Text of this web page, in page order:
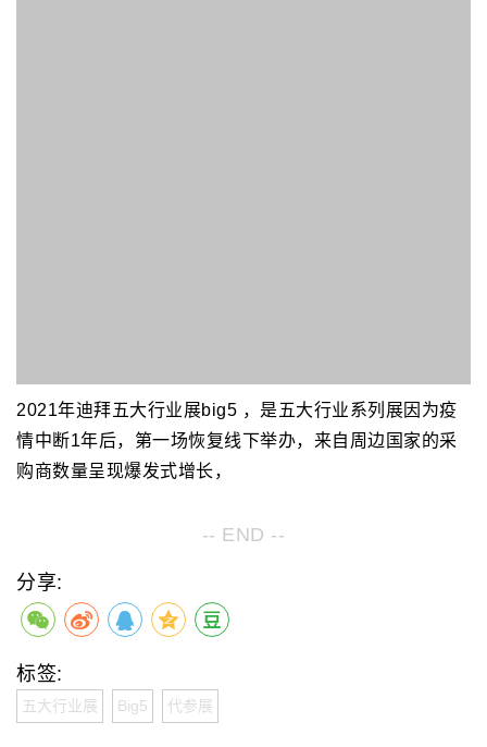
2021年迪拜五大行业展big5 ，是五大行业系列展因为疫
情中断1年后，第一场恢复线下举办，来自周边国家的采
购商数量呈现爆发式增长，
-- END --
分享:
标签:
五大行业展 Big5 代参展